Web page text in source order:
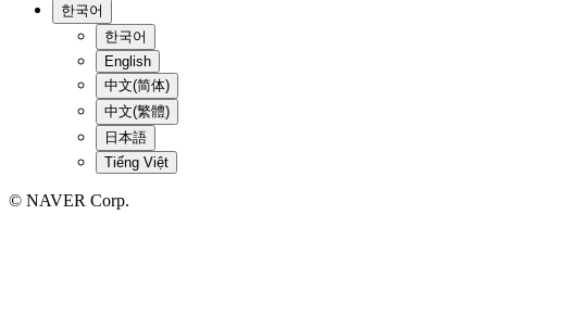
한국어
한국어
English
中文(简体)
中文(繁體)
日本語
Tiếng Việt
© NAVER Corp.